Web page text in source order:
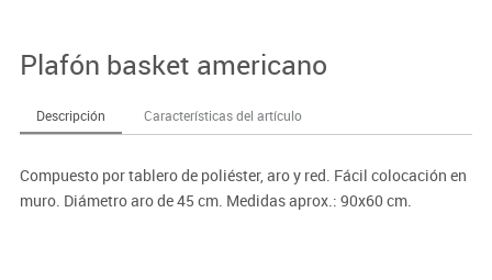
Plafón basket americano
Descripción Características del artículo
Compuesto por tablero de poliéster, aro y red. Fácil colocación en
muro. Diámetro aro de 45 cm. Medidas aprox.: 90x60 cm.